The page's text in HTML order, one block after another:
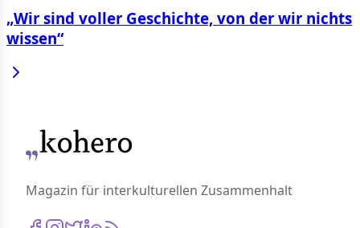
„Wir sind voller Geschichte, von der wir nichts
wissen“
Magazin für interkulturellen Zusammenhalt